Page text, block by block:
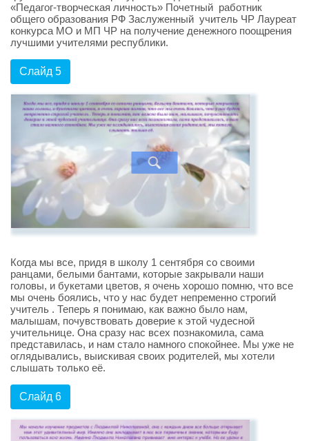
«Педагог-творческая личность» Почетный работник
общего образования РФ Заслуженный учитель ЧР Лауреат
конкурса МО и МП ЧР на получение денежного поощрения
лучшими учителями республики.
Слайд 5
Когда мы все, придя в школу 1 сентября со своими
ранцами, белыми бантами, которые закрывали наши
головы, и букетами цветов, я очень хорошо помню, что все
мы очень боялись, что у нас будет непременно строгий
учитель . Теперь я понимаю, как важно было нам,
малышам, почувствовать доверие к этой чудесной
учительнице. Она сразу нас всех познакомила, сама
представилась, и нам стало намного спокойнее. Мы уже не
оглядывались, выискивая своих родителей, мы хотели
слышать только её.
Слайд 6